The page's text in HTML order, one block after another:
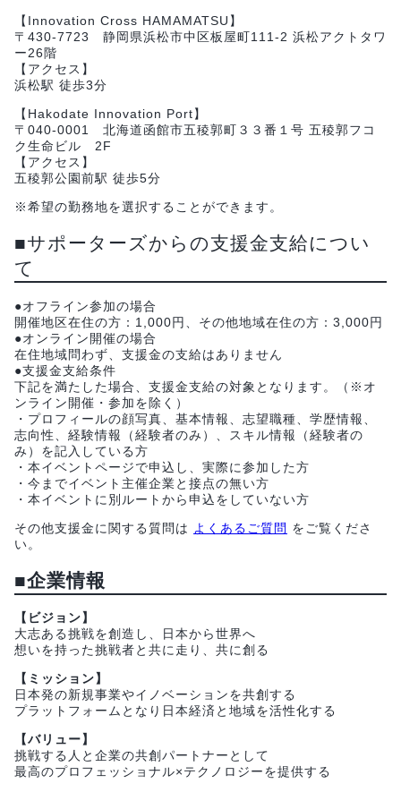
【Innovation Cross HAMAMATSU】
〒430-7723 静岡県浜松市中区板屋町111-2 浜松アクトタワ
ー26階
【アクセス】
浜松駅 徒歩3分
【Hakodate Innovation Port】
〒040-0001 北海道函館市五稜郭町３３番１号 五稜郭フコ
ク生命ビル 2F
【アクセス】
五稜郭公園前駅 徒歩5分
※希望の勤務地を選択することができます。
■サポーターズからの支援金支給につい
て
●オフライン参加の場合
開催地区在住の方：1,000円、その他地域在住の方：3,000円
●オンライン開催の場合
在住地域問わず、支援金の支給はありません
●支援金支給条件
下記を満たした場合、支援金支給の対象となります。（※オ
ンライン開催・参加を除く）
・プロフィールの顔写真、基本情報、志望職種、学歴情報、
志向性、経験情報（経験者のみ）、スキル情報（経験者の
み）を記入している方
・本イベントページで申込し、実際に参加した方
・今までイベント主催企業と接点の無い方
・本イベントに別ルートから申込をしていない方
その他支援金に関する質問は よくあるご質問 をご覧くださ
い。
■企業情報
【ビジョン】
大志ある挑戦を創造し、日本から世界へ
想いを持った挑戦者と共に走り、共に創る
【ミッション】
⽇本発の新規事業やイノベーションを共創する
プラットフォームとなり⽇本経済と地域を活性化する
【バリュー】
挑戦する⼈と企業の共創パートナーとして
最⾼のプロフェッショナル×テクノロジーを提供する